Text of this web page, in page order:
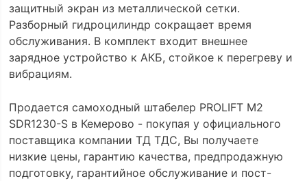
защитный экран из металлической сетки.
Разборный гидроцилиндр сокращает время
обслуживания. В комплект входит внешнее
зарядное устройство к АКБ, стойкое к перегреву и
вибрациям.
Продается самоходный штабелер PROLIFT M2
SDR1230-S в Кемерово - покупая у официального
поставщика компании ТД ТДС, Вы получаете
низкие цены, гарантию качества, предпродажную
подготовку, гарантийное обслуживание и пост-